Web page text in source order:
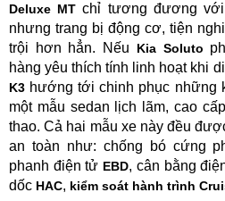
Deluxe MT chỉ tương đương
nhưng trang bị động cơ, tiện
trội hơn hẳn. Nếu
Kia Soluto
hàng yêu thích tính linh hoạt khi
K3 hướng tới chinh phục những
một mẫu sedan lịch lãm, cao
thao. Cả hai mẫu xe này đều
an toàn như: chống bó cứng
phanh điện tử EBD, cân bằng
dốc HAC, kiểm soát hành trình